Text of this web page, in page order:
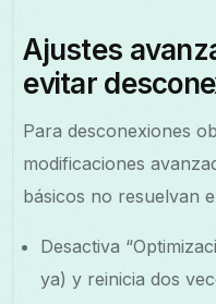
Ajustes
evitar
Para desconexiones
modificaciones
básicos no resuelvan
Desactiva
ya) y reinicia dos